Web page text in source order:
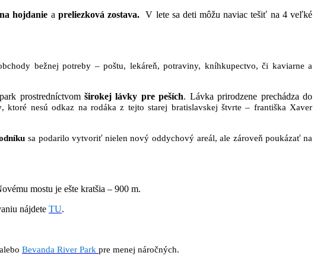
hojdanie a preliezková zostava.V lete sa deti môžu naviac tešiť na 4 veľké
bežnej potreby – poštu, lekáreň, potraviny, kníhkupectvo, či kaviarne a
prostredníctvom širokej lávky pre peších. Lávka prirodzene prechádza do
, ktoré nesú odkaz na rodáka z tejto starej bratislavskej štvrte – františka Xaver
sa podarilo vytvoriť nielen nový oddychový areál, ale zároveň poukázať na
mostu je ešte kratšia – 900 m.
nájdete TU.
Bevanda River Park pre menej náročných.